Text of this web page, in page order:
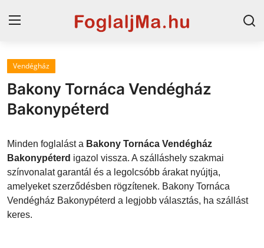
Magyarország
Horvát tengerpart
Horvátország
Blog
Szállások Hajdúszoboszlón
Vendégház
Bakony Tornáca Vendégház
Bakonypéterd
Minden foglalást a Bakony Tornáca Vendégház
Bakonypéterd igazol vissza. A szálláshely szakmai
színvonalat garantál és a legolcsóbb árakat nyújtja,
amelyeket szerződésben rögzítenek. Bakony Tornáca
Vendégház Bakonypéterd a legjobb választás, ha szállást
keres.